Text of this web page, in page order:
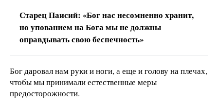
Старец Паисий: «Бог нас несомненно хранит,
но упованием на Бога мы не должны
оправдывать свою беспечность»
Бог даровал нам руки и ноги, а еще и голову на плечах,
чтобы мы принимали естественные меры
предосторожности.